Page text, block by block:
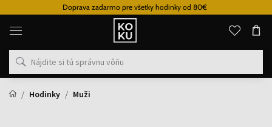
Doprava zadarmo pre všetky hodinky od 80€
Originálne
parfémy
hodinky
na
mieste
Hodinky
Muži